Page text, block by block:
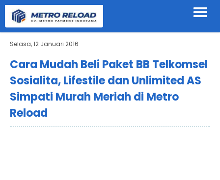
Selasa, 12 Januari 2016
Cara Mudah Beli Paket BB Telkomsel
Sosialita, Lifestile dan Unlimited AS
Simpati Murah Meriah di Metro
Reload